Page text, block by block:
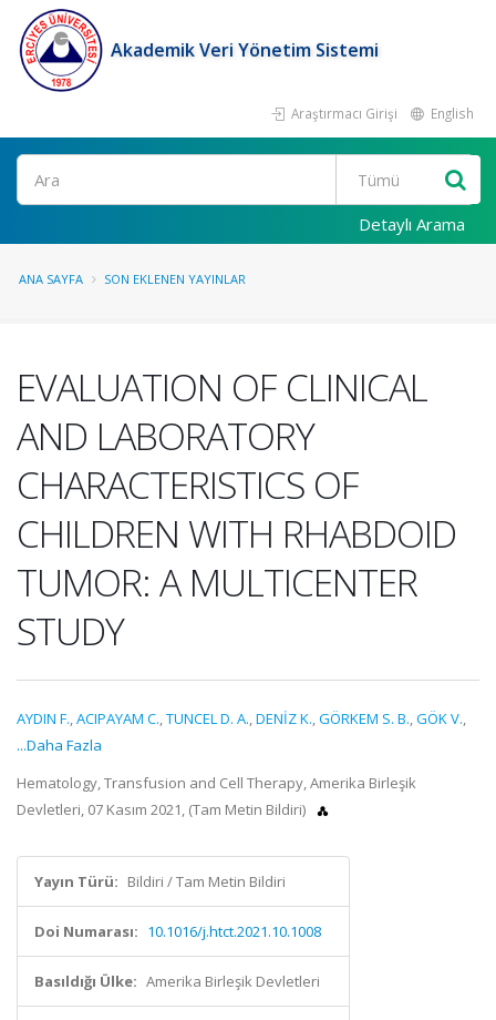
Akademik Veri Yönetim Sistemi
Araştırmacı Girişi English
Ara
Detaylı Arama
ANA SAYFA SON EKLENEN YAYINLAR
EVALUATION OF CLINICAL
AND LABORATORY
CHARACTERISTICS OF
CHILDREN WITH RHABDOID
TUMOR: A MULTICENTER
STUDY
AYDIN F.,ACIPAYAM C.,TUNCEL D. A.,DENİZ K.,GÖRKEM S. B.,GÖK V.,
...Daha Fazla
Hematology, Transfusion and Cell Therapy, Amerika Birleşik
Devletleri, 07 Kasım 2021, (Tam Metin Bildiri)
Yayın Türü: Bildiri / Tam Metin Bildiri
Doi Numarası: 10.1016/j.htct.2021.10.1008
Basıldığı Ülke: Amerika Birleşik Devletleri